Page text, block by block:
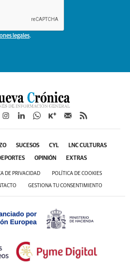
legales.
SUCESOS CYL LNC CULTURAS
OPINIÓN EXTRAS
DE PRIVACIDAD POLÍTICA DE COOKIES
GESTIONA TU CONSENTIMIENTO